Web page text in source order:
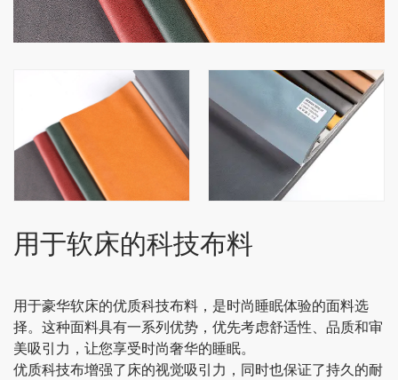
用于软床的科技布料
用于豪华软床的优质科技布料，是时尚睡眠体验的面料选
择。这种面料具有一系列优势，优先考虑舒适性、品质和审
美吸引力，让您享受时尚奢华的睡眠。
优质科技布增强了床的视觉吸引力，同时也保证了持久的耐